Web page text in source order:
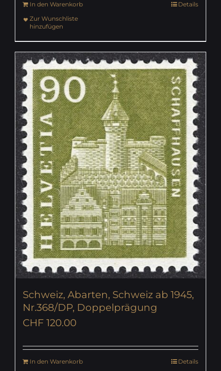
In den Warenkorb
Details
Zur Wunschliste
hinzufügen
Schweiz, Abarten, Schweiz ab 1945,
Nr.368/DP, Doppelprägung
CHF 120.00
In den Warenkorb
Details